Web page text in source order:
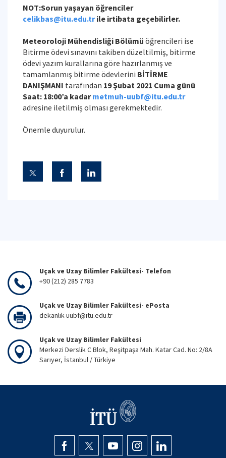
NOT:Sorun yaşayan öğrenciler
celikbas@itu.edu.trile irtibata geçebilirler.
Meteoroloji Mühendisliği Bölümü öğrencileri ise
Bitirme ödevi sınavını takiben düzeltilmiş, bitirme
ödevi yazım kurallarına göre hazırlanmış ve
tamamlanmış bitirme ödevlerini BİTİRME
DANIŞMANI tarafından 19 Şubat 2021 Cuma günü
Saat: 18:00’a kadarmetmuh-uubf@itu.edu.tr
adresine iletilmiş olması gerekmektedir.
Önemle duyurulur.
Uçak ve Uzay Bilimler Fakültesi- Telefon
+90 (212) 285 7783
Uçak ve Uzay Bilimler Fakültesi- ePosta
dekanlik-uubf@itu.edu.tr
Uçak ve Uzay Bilimler Fakültesi
Merkezi Derslik C Blok, Reşitpaşa Mah. Katar Cad. No: 2/8A
Sarıyer, İstanbul / Türkiye